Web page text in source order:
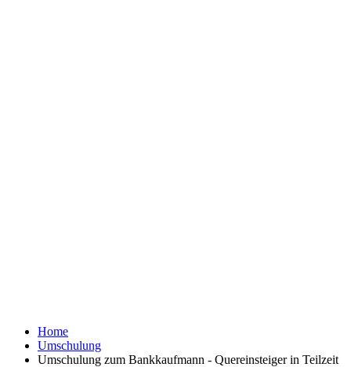
Home
Umschulung
Umschulung zum Bankkaufmann - Quereinsteiger in Teilzeit